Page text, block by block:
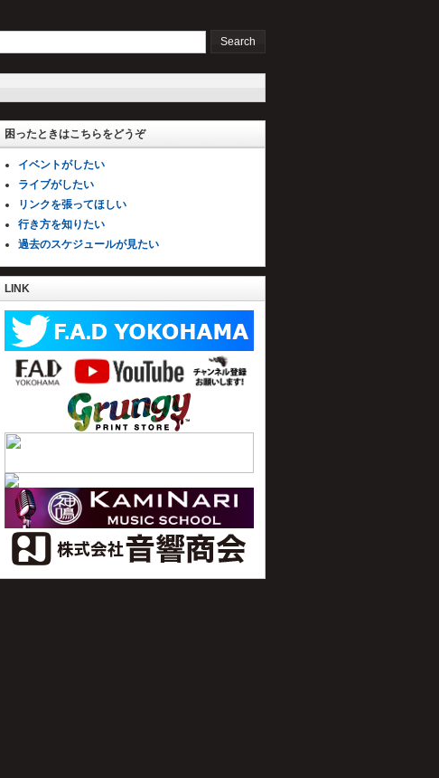
困ったときはこちらをどうぞ
イベントがしたい
ライブがしたい
リンクを張ってほしい
行き方を知りたい
過去のスケジュールが見たい
LINK